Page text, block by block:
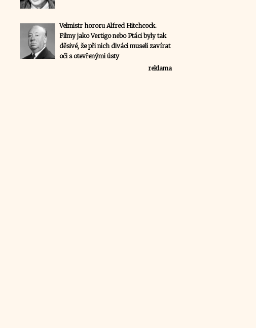
Velmistr hororu Alfred Hitchcock.
Filmy jako Vertigo nebo Ptáci byly tak
děsivé, že při nich diváci museli zavírat
oči s otevřenými ústy
reklama